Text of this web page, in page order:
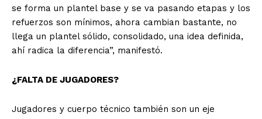
se forma un plantel base y se va pasando etapas y los
refuerzos son mínimos, ahora cambian bastante, no
llega un plantel sólido, consolidado, una idea definida,
ahí radica la diferencia”, manifestó.
¿FALTA DE JUGADORES?
Jugadores y cuerpo técnico también son un eje